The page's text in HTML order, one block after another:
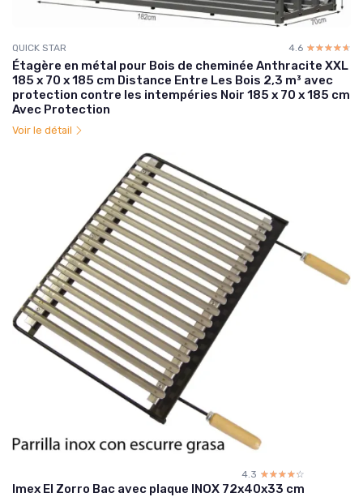
QUICK STAR 4.6 ☆☆☆☆☆
★★★★★
Étagère en métal pour Bois de cheminée Anthracite XXL
185 x 70 x 185 cm Distance Entre Les Bois 2,3 m³ avec
protection contre les intempéries Noir 185 x 70 x 185 cm
Avec Protection
Voir le détail
4.3 ☆☆☆☆☆
★★★★★
Imex El Zorro Bac avec plaque INOX 72x40x33 cm